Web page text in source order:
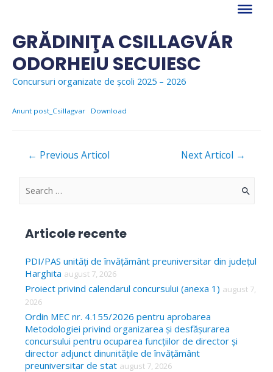
content
GRĂDINIŢA CSILLAGVÁR
ODORHEIU SECUIESC
Concursuri organizate de școli 2025 – 2026
Anunt post_Csillagvar Download
Navigare
← Previous Articol Next Articol →
S
c
h
f
o
r
Articole recente
PDI/PAS unități de învățământ preuniversitar din județul
Harghita august 7, 2026
Proiect privind calendarul concursului (anexa 1) august 7,
2026
Ordin MEC nr. 4.155/2026 pentru aprobarea
Metodologiei privind organizarea și desfășurarea
concursului pentru ocuparea funcțiilor de director și
director adjunct dinunitățile de învățământ
preuniversitar de stat august 7, 2026